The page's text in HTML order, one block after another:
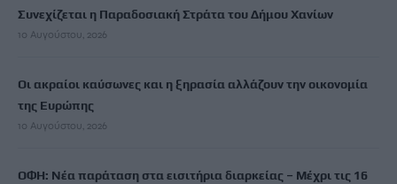
Συνεχίζεται η Παραδοσιακή Στράτα του Δήμου Χανίων
10 Αυγούστου, 2026
Οι ακραίοι καύσωνες και η ξηρασία αλλάζουν την οικονομία
της Ευρώπης
10 Αυγούστου, 2026
ΟΦΗ: Νέα παράταση στα εισιτήρια διαρκείας – Μέχρι τις 16